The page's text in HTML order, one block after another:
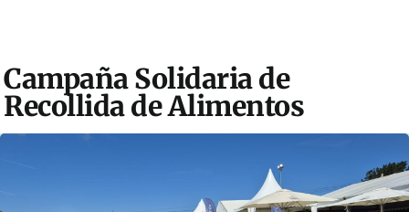
Campaña Solidaria de
Recollida de Alimentos